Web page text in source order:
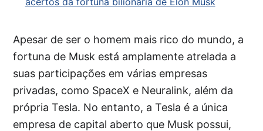
Apesar de ser o homem mais rico do mundo, a
fortuna de Musk está amplamente atrelada a
suas participações em várias empresas
privadas, como SpaceX e Neuralink, além da
própria Tesla. No entanto, a Tesla é a única
empresa de capital aberto que Musk possui,